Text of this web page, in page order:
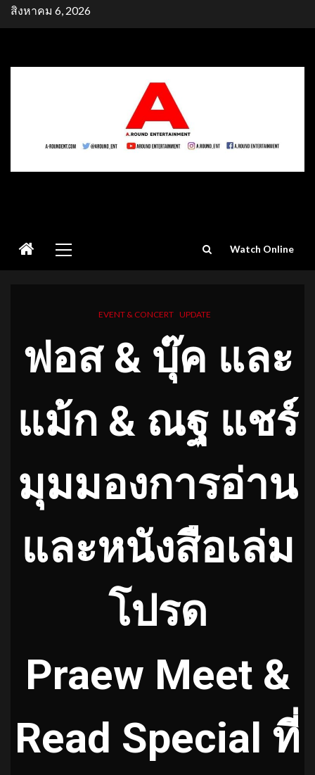
Skipสิงหาคม 6, 2026
Menu
Watch Online
EVENT & CONCERT UPDATE
ฟอส & บุ๊ค และ
แม้ก & ณฐ แชร์
มุมมองการอ่าน
และหนังสือเล่ม
โปรด
Praew Meet &
Read Special ที่